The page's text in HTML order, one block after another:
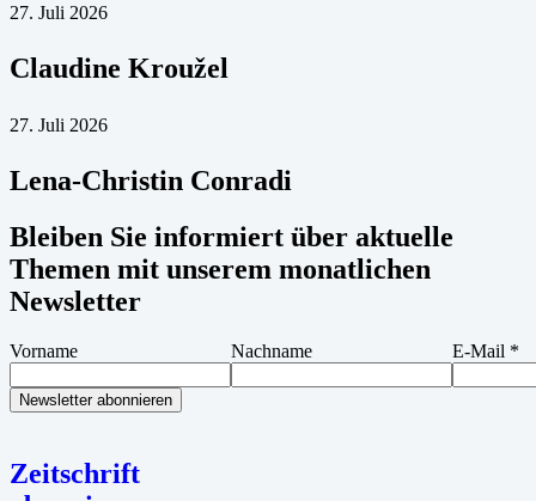
27. Juli 2026
Claudine Kroužel
27. Juli 2026
Lena-Christin Conradi
Bleiben Sie informiert über aktuelle
Themen mit unserem monatlichen
Newsletter
Vorname Nachname E-Mail *
Zeitschrift